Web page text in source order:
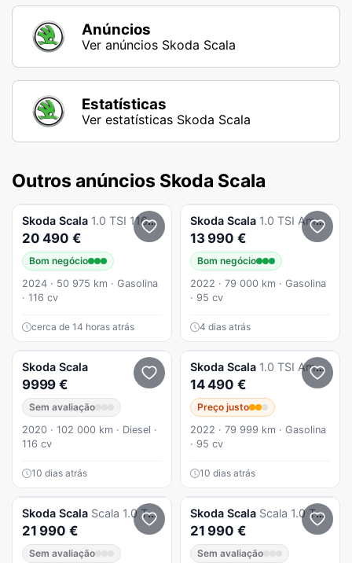
Anúncios
Ver anúncios Skoda Scala
Estatísticas
Ver estatísticas Skoda Scala
Outros anúncios Skoda Scala
Skoda Scala 1.0 TSI 116CV DSG
20 490 €
Bom negócio
2024 · 50 975 km · Gasolina
· 116 cv
cerca de 14 horas atrás
Skoda Scala 1.0 TSI Ambition
13 990 €
Bom negócio
2022 · 79 000 km · Gasolina
· 95 cv
4 dias atrás
Skoda Scala
9999 €
Sem avaliação
2020 · 102 000 km · Diesel ·
116 cv
10 dias atrás
Skoda Scala 1.0 TSI Ambition
14 490 €
Preço justo
2022 · 79 999 km · Gasolina
· 95 cv
10 dias atrás
Skoda Scala Scala 1.0 TSI DSG
21 990 €
Sem avaliação
Skoda Scala Scala 1.0 TSI Selection DSG
21 990 €
Sem avaliação